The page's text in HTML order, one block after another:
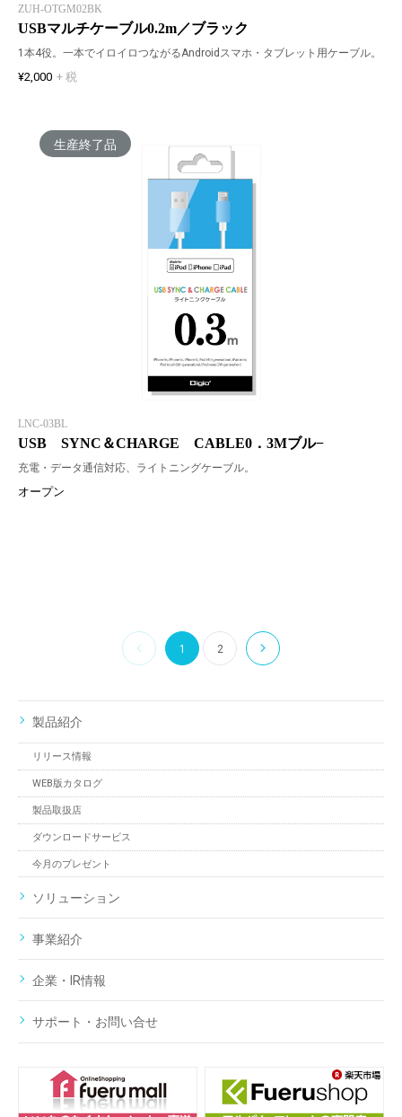
ZUH-OTGM02BK
USBマルチケーブル0.2m／ブラック
1本4役。一本でイロイロつながるAndroidスマホ・タブレット用ケーブル。
¥2,000 + 税
生産終了品
LNC-03BL
USB SYNC＆CHARGE CABLE0．3Mブル−
充電・データ通信対応、ライトニングケーブル。
オープン
1 2
製品紹介
リリース情報
WEB版カタログ
製品取扱店
ダウンロードサービス
今月のプレゼント
ソリューション
事業紹介
企業・IR情報
サポート・お問い合せ